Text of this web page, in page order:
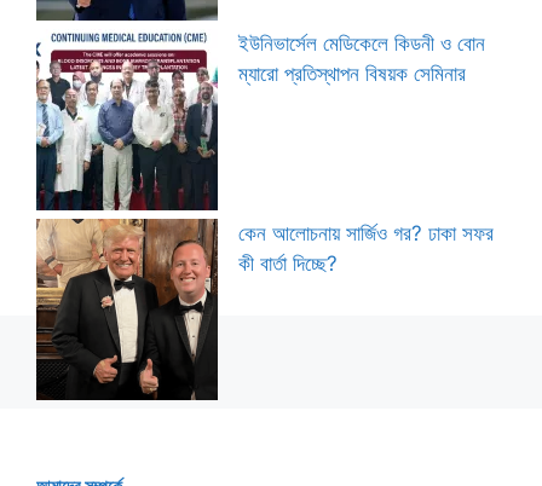
ইউনিভার্সেল মেডিকেলে কিডনী ও বোন
ম্যারো প্রতিস্থাপন বিষয়ক সেমিনার
কেন আলোচনায় সার্জিও গর? ঢাকা সফর
কী বার্তা দিচ্ছে?